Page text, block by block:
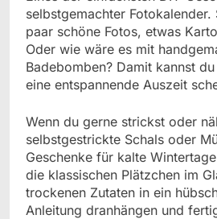
selbstgemachter
paar schöne Fotos, etwas
Oder wie wäre es mit
Badebomben? Damit kannst
eine entspannende Auszeit
Wenn du gerne strickst oder
selbstgestrickte Schals oder
Geschenke für kalte
die klassischen Plätzchen im
trockenen Zutaten in ein
Anleitung dranhängen und